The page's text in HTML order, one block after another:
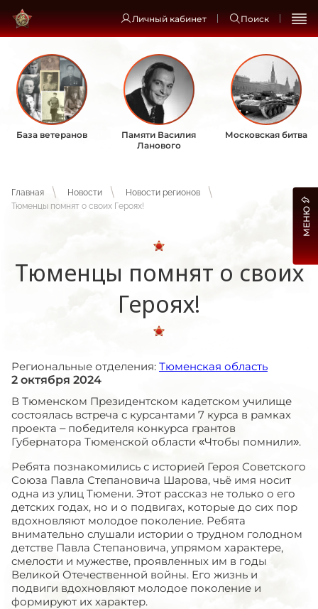
Личный кабинет Поиск
База ветеранов
Памяти Василия
Ланового
Московская битва
Главная Новости
Новости регионов
Тюменцы помнят о своих Героях!
Тюменцы помнят о своих
Героях!
Региональные отделения: Тюменская область
2 октября 2024
В Тюменском Президентском кадетском училище
состоялась встреча с курсантами 7 курса в рамках
проекта – победителя конкурса грантов
Губернатора Тюменской области «Чтобы помнили».
Ребята познакомились с историей Героя Советского
Союза Павла Степановича Шарова, чьё имя носит
одна из улиц Тюмени. Этот рассказ не только о его
детских годах, но и о подвигах, которые до сих пор
вдохновляют молодое поколение. Ребята
внимательно слушали истории о трудном голодном
детстве Павла Степановича, упрямом характере,
смелости и мужестве, проявленных им в годы
Великой Отечественной войны. Его жизнь и
подвиги вдохновляют молодое поколение и
формируют их характер.
МЕНЮ